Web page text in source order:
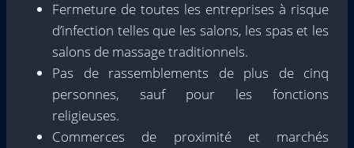
Fermeture de toutes les entreprises à risque
d’infection telles que les salons, les spas et les
salons de massage traditionnels.
Pas de rassemblements de plus de cinq
personnes, sauf pour les fonctions
religieuses.
Commerces de proximité et marchés